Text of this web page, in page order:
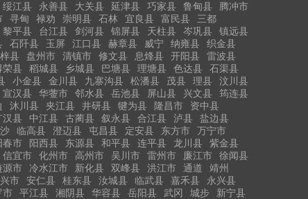
绥江县 永善县 大关县 延津县 巧家县 鲁甸县
腾冲市
寻甸 禄劝 崇明县 石林 宜良县 富民县
三都
黎平县 台江县 剑河县 锦屏县 天柱县 岑巩县
镇远县
石阡县 玉屏 江口县 赫章县 威宁 纳雍县
织金县
县 盘州市 清镇市 修文县 息烽县 开阳县
雷波县
荣县 稻城县 乡城县 巴塘县 理塘县 色达县
石渠县
小金县 金川县 九寨沟县 松潘县 茂县 理县
汶川县
宣汉县 华蓥市 邻水县 岳池县 屏山县 兴文县
筠连县
沐川县 夹江县 井研县 犍为县 隆昌市
资中县
汉县 中江县 古蔺县 叙永县 合江县 泸县
盐边县
临高县 澄迈县 屯昌县 定安县 东方市
万宁市
春市 阳西县 东源县 和平县 连平县 龙川县
紫金县
信宜市 化州市 高州市 吴川市 雷州市 廉江市
徐闻县
源市 冷水江市 新化县 双峰县 洪江市 通道
靖州
市 安仁县 桂东县 汝城县 临武县 嘉禾县
永兴县
市 平江县 湘阴县 华容县 岳阳县 武冈 城步
新宁县